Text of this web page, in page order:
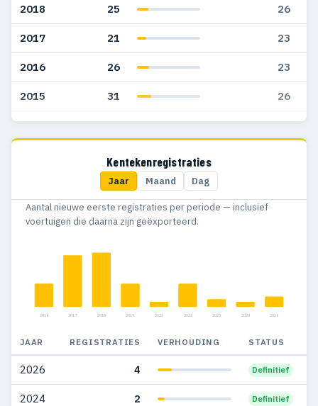
2018 25 26
2017 21 23
2016 26 23
2015 31 26
2014 16 16
17
2011 30
62
2006 114 38
2005 108 21
Kentekenregistraties
Jaar Maand Dag
Aantal nieuwe eerste registraties per periode — inclusief
voertuigen die daarna zijn geëxporteerd.
2016 2017 2018 2019 2021 2022 2023 2024 2026
JAAR REGISTRATIES VERHOUDING STATUS
2026 4 Definitief
2024 2 Definitief